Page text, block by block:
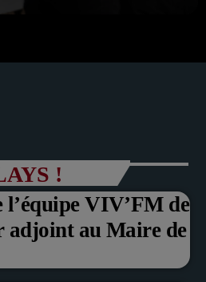
!
l’équipe VIV’FM de
adjoint au Maire de